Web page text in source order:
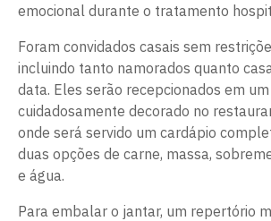
emocional durante o tratamento
Foram convidados casais sem
incluindo tanto namorados quanto
data. Eles serão recepcionados em
cuidadosamente decorado no
onde será servido um cardápio
duas opções de carne, massa,
e água.
Para embalar o jantar, um repertório